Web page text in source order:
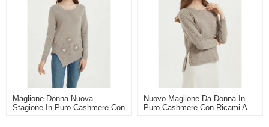
Maglione Donna Nuova
Stagione In Puro Cashmere Con
Nuovo Maglione Da Donna In
Puro Cashmere Con Ricami A